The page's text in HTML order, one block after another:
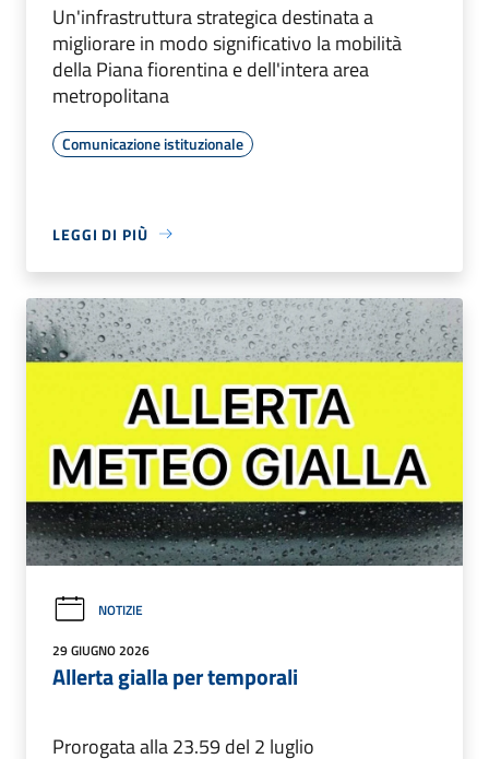
Un'infrastruttura strategica destinata a
migliorare in modo significativo la mobilità
della Piana fiorentina e dell'intera area
metropolitana
Comunicazione istituzionale
LEGGI DI PIÙ
NOTIZIE
29 GIUGNO 2026
Allerta gialla per temporali
Prorogata alla 23.59 del 2 luglio